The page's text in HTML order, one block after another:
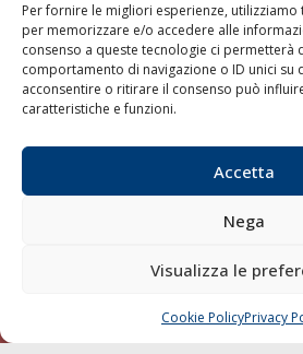
Per fornire le migliori esperienze,
per memorizzare e/o accedere alle
consenso a queste tecnologie ci permetterà
comportamento di navigazione o ID unici su
acconsentire o ritirare il consenso può
caratteristiche e funzioni.
Accetta
Nega
Visualizza le
Cookie PolicyPrivacy
LINK
Shipping
Trasporti
Varie
Compagnie di
Blue economy
CHIAMA